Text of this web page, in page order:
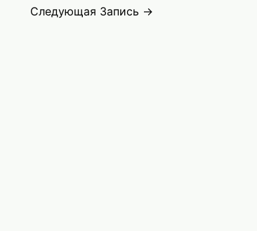
Следующая Запись →